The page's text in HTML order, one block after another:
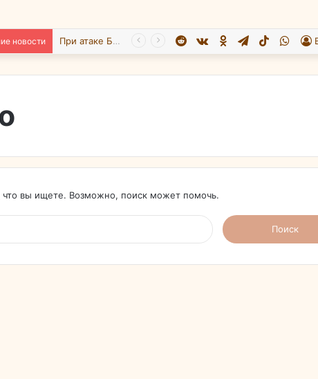
новости При атаке БПЛА на Подмосковье пострадали 26 человек TikTok
Telegram
Одноклассники
vk.com
Reddit
вы ищете. Возможно, поиск может помочь.
Найти: